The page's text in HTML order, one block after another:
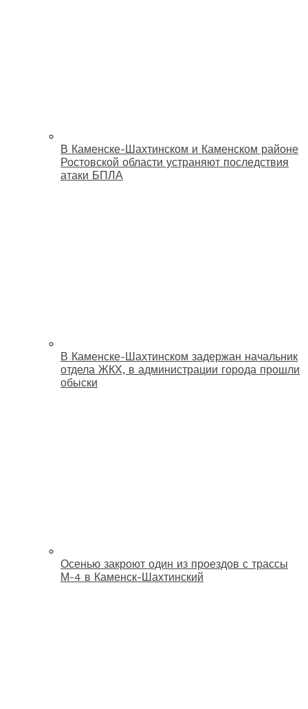
В Каменске-Шахтинском и Каменском районе
Ростовской области устраняют последствия
атаки БПЛА
В Каменске-Шахтинском задержан начальник
отдела ЖКХ, в администрации города прошли
обыски
Осенью закроют один из проездов с трассы
М-4 в Каменск-Шахтинский